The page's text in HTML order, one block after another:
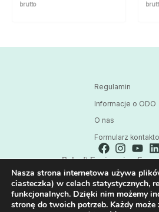
brutto
Regulamin
Informacje o ODO
O nas
Formularz
Polsoft Engineering Sp. z
ul. 73 Pułku Piechoty 1,
Skontaktuj się z nami:
32 209 80 39
Nasza strona internetowa używa
ciasteczka) w celach statystycznych,
funkcjonalnych. Dzięki nim możemy
stronę do twoich potrzeb. Każdy